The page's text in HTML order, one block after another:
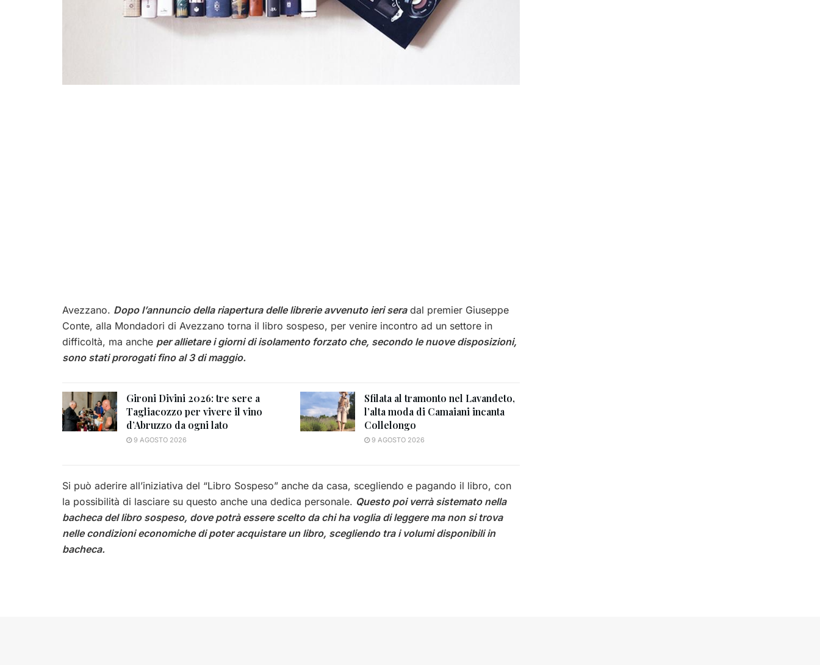
Avezzano. Dopo l’annuncio della riapertura delle librerie avvenuto ieri seradal premier Giuseppe
Conte, alla Mondadori di Avezzano torna il libro sospeso, per venire incontro ad un settore in
difficoltà, ma anche per allietare i giorni di isolamento forzato che, secondo le nuove disposizioni,
sono stati prorogati fino al 3 di maggio.
Gironi Divini 2026: tre sere a
Tagliacozzo per vivere il vino
d’Abruzzo da ogni lato
9 AGOSTO 2026
Sfilata al tramonto nel Lavandeto,
l’alta moda di Camaiani incanta
Collelongo
9 AGOSTO 2026
Si può aderire all’iniziativa del “Libro Sospeso” anche da casa, scegliendo e pagando il libro, con
la possibilità di lasciare su questo anche una dedica personale. Questo poi verrà sistemato nella
bacheca del libro sospeso, dove potrà essere scelto da chi ha voglia di leggere ma non si trova
nelle condizioni economiche di poter acquistare un libro, scegliendo tra i volumi disponibili in
bacheca.